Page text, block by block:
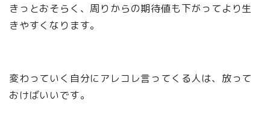
きっとおそらく、周りからの期待値も下がってより生
きやすくなります。
変わっていく自分にアレコレ言ってくる人は、放って
おけばいいです。